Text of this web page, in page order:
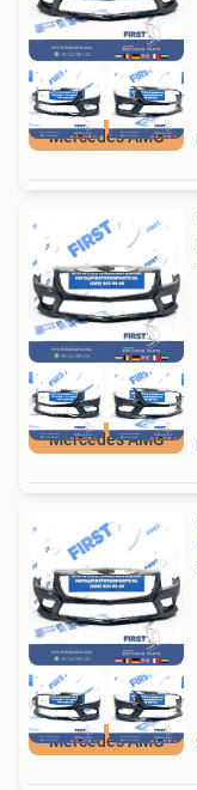
Mercedes AMG
Mercedes AMG
Mercedes AMG